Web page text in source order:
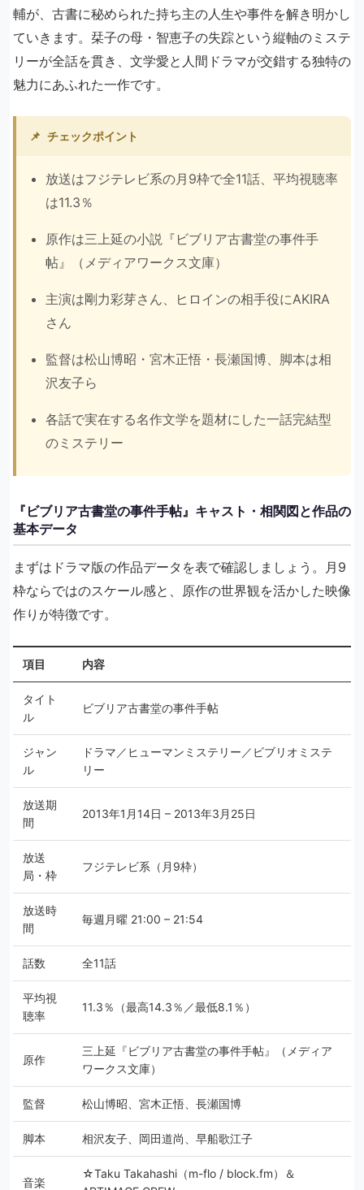
輔が、古書に秘められた持ち主の人生や事件を解き明かし
ていきます。栞子の母・智恵子の失踪という縦軸のミステ
リーが全話を貫き、文学愛と人間ドラマが交錯する独特の
魅力にあふれた一作です。
📌 チェックポイント
放送はフジテレビ系の月9枠で全11話、平均視聴率
は11.3％
原作は三上延の小説『ビブリア古書堂の事件手
帖』（メディアワークス文庫）
主演は剛力彩芽さん、ヒロインの相手役にAKIRA
さん
監督は松山博昭・宮木正悟・長瀬国博、脚本は相
沢友子ら
各話で実在する名作文学を題材にした一話完結型
のミステリー
『ビブリア古書堂の事件手帖』キャスト・相関図と作品の
基本データ
まずはドラマ版の作品データを表で確認しましょう。月9
枠ならではのスケール感と、原作の世界観を活かした映像
作りが特徴です。
項目 内容
タイト
ル
ビブリア古書堂の事件手帖
ジャン
ル
ドラマ／ヒューマンミステリー／ビブリオミステ
リー
放送期
間
2013年1月14日 – 2013年3月25日
放送
局・枠
フジテレビ系（月9枠）
放送時
間
毎週月曜 21:00 – 21:54
話数 全11話
平均視
聴率
11.3％（最高14.3％／最低8.1％）
原作
三上延『ビブリア古書堂の事件手帖』（メディア
ワークス文庫）
監督 松山博昭、宮木正悟、長瀬国博
脚本 相沢友子、岡田道尚、早船歌江子
音楽
☆Taku Takahashi（m-flo / block.fm）＆